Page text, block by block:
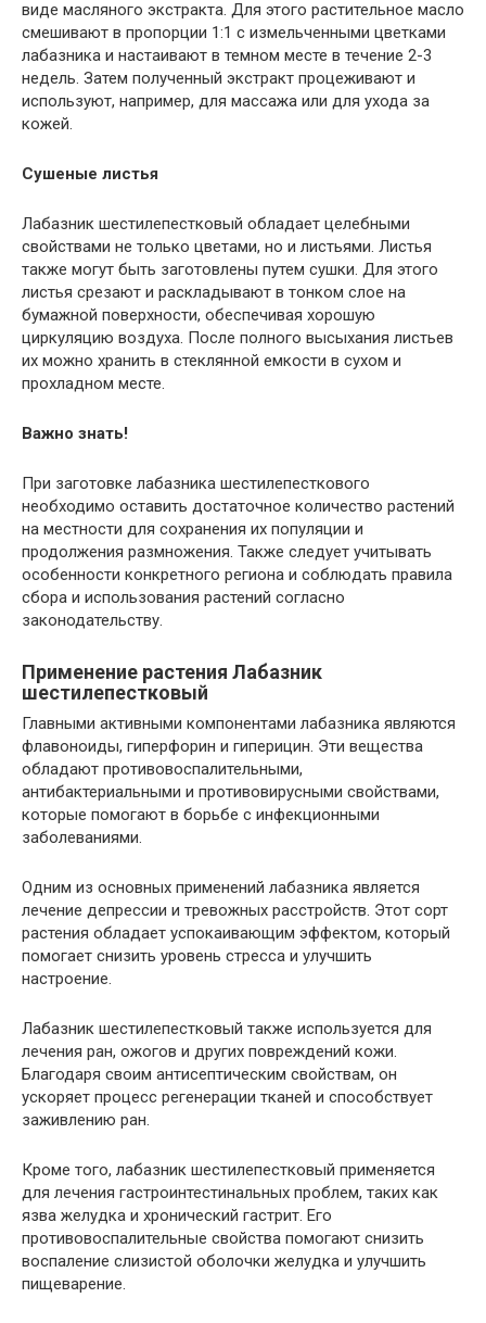
виде масляного экстракта. Для этого растительное масло
смешивают в пропорции 1:1 с измельченными цветками
лабазника и настаивают в темном месте в течение 2-3
недель. Затем полученный экстракт процеживают и
используют, например, для массажа или для ухода за
кожей.
Сушеные листья
Лабазник шестилепестковый обладает целебными
свойствами не только цветами, но и листьями. Листья
также могут быть заготовлены путем сушки. Для этого
листья срезают и раскладывают в тонком слое на
бумажной поверхности, обеспечивая хорошую
циркуляцию воздуха. После полного высыхания листьев
их можно хранить в стеклянной емкости в сухом и
прохладном месте.
Важно знать!
При заготовке лабазника шестилепесткового
необходимо оставить достаточное количество растений
на местности для сохранения их популяции и
продолжения размножения. Также следует учитывать
особенности конкретного региона и соблюдать правила
сбора и использования растений согласно
законодательству.
Применение растения Лабазник
шестилепестковый
Главными активными компонентами лабазника являются
флавоноиды, гиперфорин и гиперицин. Эти вещества
обладают противовоспалительными,
антибактериальными и противовирусными свойствами,
которые помогают в борьбе с инфекционными
заболеваниями.
Одним из основных применений лабазника является
лечение депрессии и тревожных расстройств. Этот сорт
растения обладает успокаивающим эффектом, который
помогает снизить уровень стресса и улучшить
настроение.
Лабазник шестилепестковый также используется для
лечения ран, ожогов и других повреждений кожи.
Благодаря своим антисептическим свойствам, он
ускоряет процесс регенерации тканей и способствует
заживлению ран.
Кроме того, лабазник шестилепестковый применяется
для лечения гастроинтестинальных проблем, таких как
язва желудка и хронический гастрит. Его
противовоспалительные свойства помогают снизить
воспаление слизистой оболочки желудка и улучшить
пищеварение.